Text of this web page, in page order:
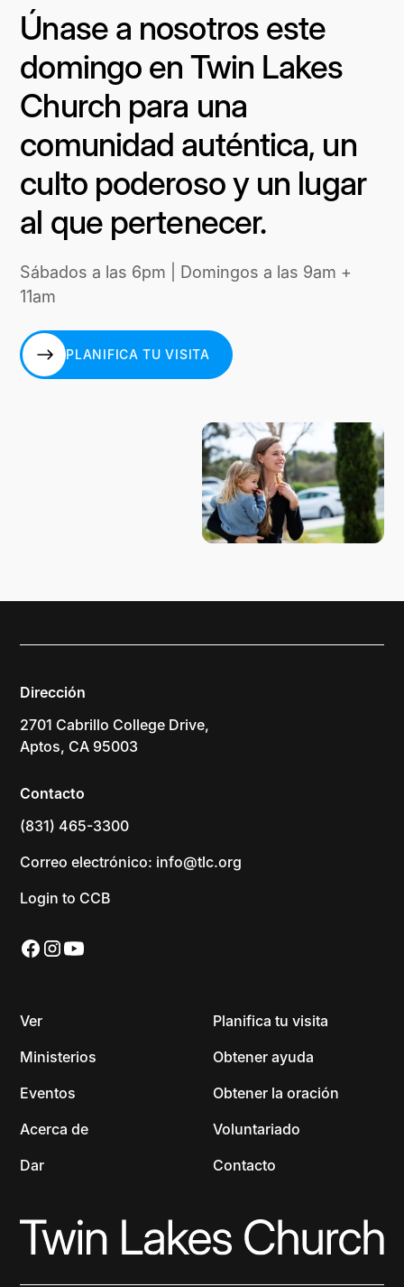
Únase a nosotros este
domingo en Twin Lakes
Church para una
comunidad auténtica, un
culto poderoso y un lugar
al que pertenecer.
Sábados a las 6pm | Domingos a las 9am +
11am
PLANIFICA TU VISITA
Dirección
2701 Cabrillo College Drive,
Aptos, CA 95003
Contacto
(831) 465-3300
Correo electrónico: info@tlc.org
Login to CCB
Ver
Ministerios
Eventos
Acerca de
Dar
Planifica tu visita
Obtener ayuda
Obtener la oración
Voluntariado
Contacto